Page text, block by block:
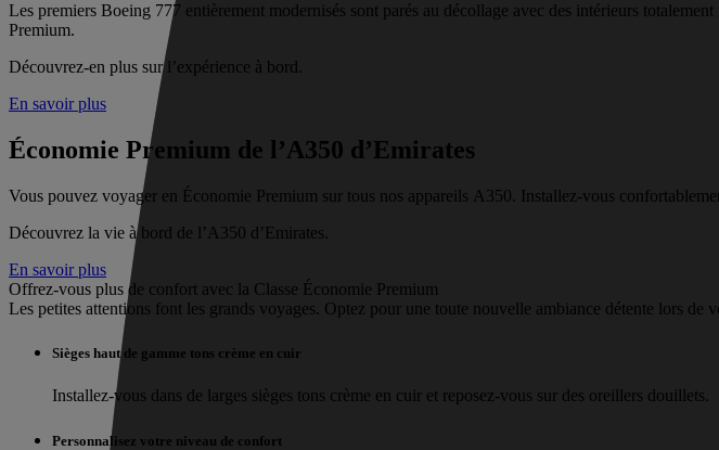
Les premiers Boeing 777 entièrement modernisés sont parés au décollage avec des intérieurs
Premium.
Découvrez-en plus sur l’expérience à bord.
En savoir plus
Économie Premium de l’A350 d’Emirates
Vous pouvez voyager en Économie Premium sur tous nos appareils A350. Installez-vous
Découvrez la vie à bord de l’A350 d’Emirates.
En savoir plus
Offrez-vous plus de confort avec la Classe Économie Premium
Les petites attentions font les grands voyages. Optez pour une toute nouvelle ambiance détente lors de
Sièges haut de gamme tons crème en cuir
Installez-vous dans de larges sièges tons crème en cuir et reposez-vous sur des oreillers douillets.
Personnalisez votre niveau de confort